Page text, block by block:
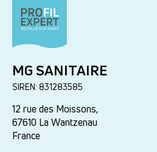
MG SANITAIRE
SIREN: 831283585
12 rue des Moissons,
67610 La Wantzenau
France